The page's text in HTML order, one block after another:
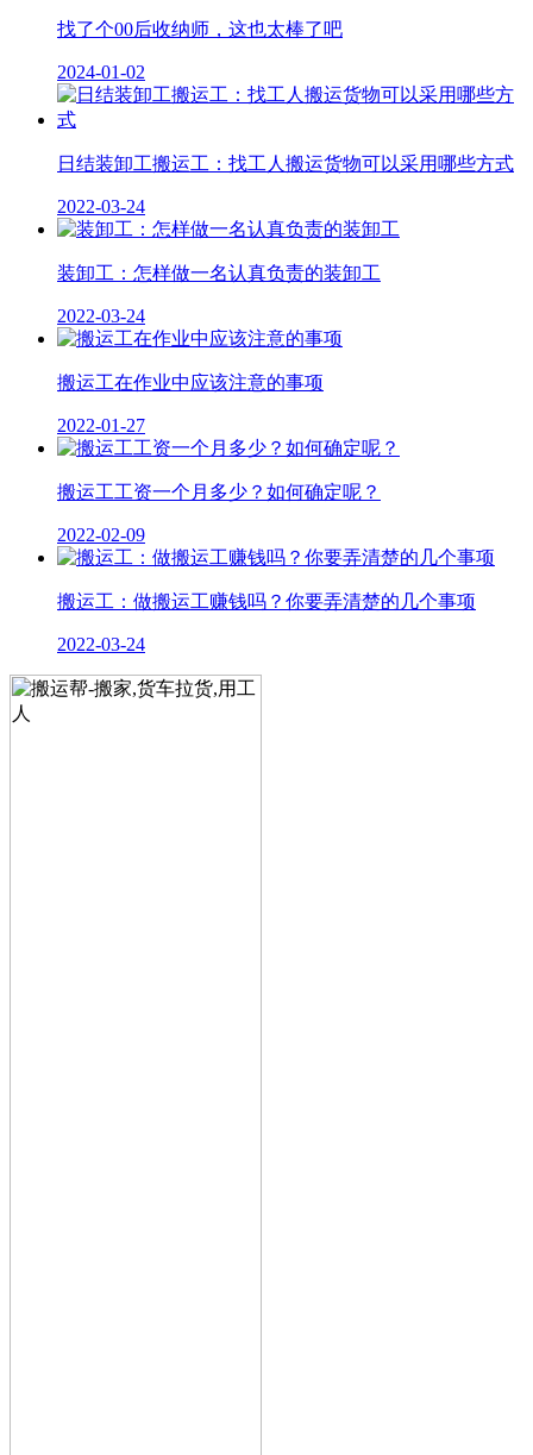
找了个00后收纳师，这也太棒了吧
2024-01-02
日结装卸工搬运工：找工人搬运货物可以采用哪些方式
2022-03-24
装卸工：怎样做一名认真负责的装卸工
2022-03-24
搬运工在作业中应该注意的事项
2022-01-27
搬运工工资一个月多少？如何确定呢？
2022-02-09
搬运工：做搬运工赚钱吗？你要弄清楚的几个事项
2022-03-24